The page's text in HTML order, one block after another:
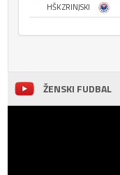
HŠK ZRINJSKI
ŽENSKI FUDBAL